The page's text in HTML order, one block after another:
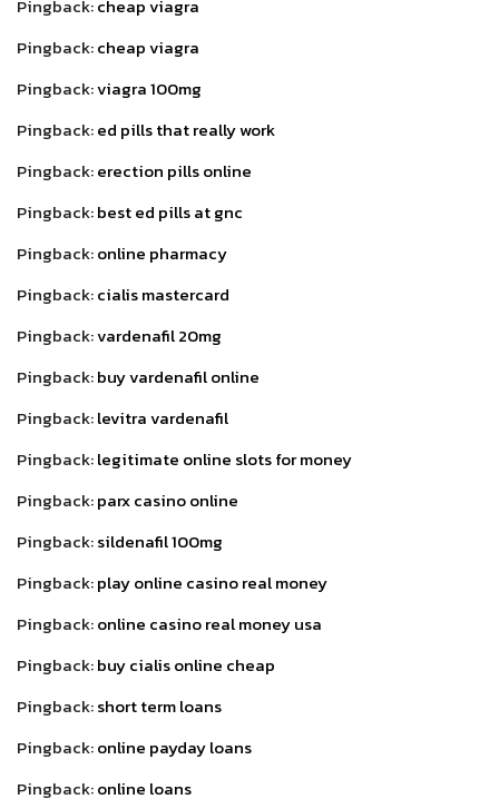
Pingback:cheap viagra
Pingback:cheap viagra
Pingback:viagra 100mg
Pingback:ed pills that really work
Pingback:erection pills online
Pingback:best ed pills at gnc
Pingback:online pharmacy
Pingback:cialis mastercard
Pingback:vardenafil 20mg
Pingback:buy vardenafil online
Pingback:levitra vardenafil
Pingback:legitimate online slots for money
Pingback:parx casino online
Pingback:sildenafil 100mg
Pingback:play online casino real money
Pingback:online casino real money usa
Pingback:buy cialis online cheap
Pingback:short term loans
Pingback:online payday loans
Pingback:online loans